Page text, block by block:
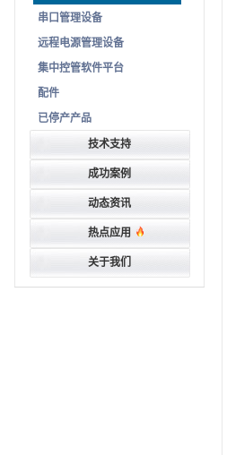
串口管理设备
远程电源管理设备
集中控管软件平台
配件
已停产产品
技术支持
成功案例
动态资讯
热点应用
关于我们